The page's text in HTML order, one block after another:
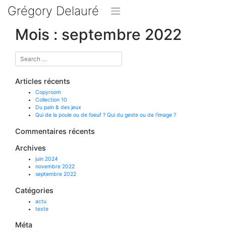
Grégory Delauré
Mois : septembre 2022
Articles récents
Copyroom
Collection 10
Du pain & des jeux
Qui de la poule ou de l’oeuf ? Qui du geste ou de l’image ?
Commentaires récents
Archives
juin 2024
novembre 2022
septembre 2022
Catégories
actu
texte
Méta